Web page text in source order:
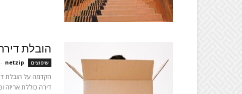
הובלת
שיפוצים netzip
-
הקדמה על הובלת
דירה כוללת אריזה